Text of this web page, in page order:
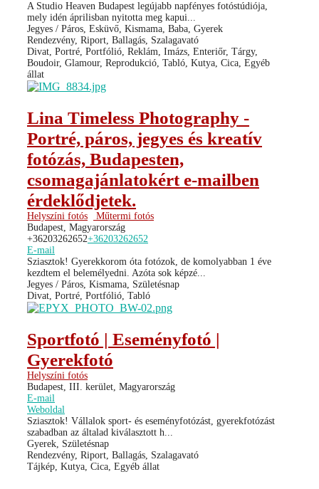
A Studio Heaven Budapest legújabb napfényes fotóstúdiója,
mely idén áprilisban nyitotta meg kapui...
Jegyes / Páros, Esküvő, Kismama, Baba, Gyerek
Rendezvény, Riport, Ballagás, Szalagavató
Divat, Portré, Portfólió, Reklám, Imázs, Enteriőr, Tárgy,
Boudoir, Glamour, Reprodukció, Tabló, Kutya, Cica, Egyéb
állat
Lina Timeless Photography -
Portré, páros, jegyes és kreatív
fotózás, Budapesten,
csomagajánlatokért e-mailben
érdeklődjetek.
Helyszíni fotós
Műtermi fotós
Budapest, Magyarország
+36203262652+36203262652
E-mail
Sziasztok! Gyerekkorom óta fotózok, de komolyabban 1 éve
kezdtem el belemélyedni. Azóta sok képzé...
Jegyes / Páros, Kismama, Születésnap
Divat, Portré, Portfólió, Tabló
Sportfotó | Eseményfotó |
Gyerekfotó
Helyszíni fotós
Budapest, III. kerület, Magyarország
E-mail
Weboldal
Sziasztok! Vállalok sport- és eseményfotózást, gyerekfotózást
szabadban az általad kiválasztott h...
Gyerek, Születésnap
Rendezvény, Riport, Ballagás, Szalagavató
Tájkép, Kutya, Cica, Egyéb állat